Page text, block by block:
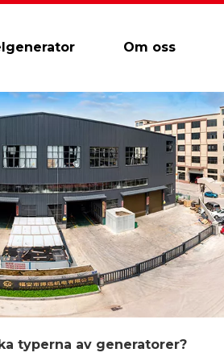
Om oss
typerna av generatorer?